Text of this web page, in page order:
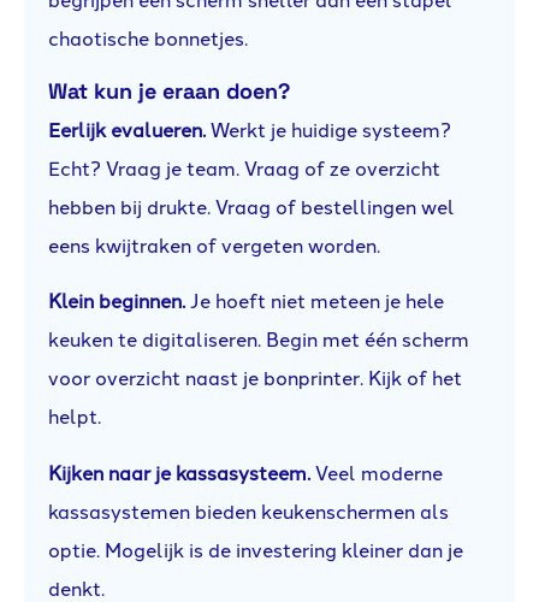
chaotische bonnetjes.
Wat kun je eraan doen?
Eerlijk evalueren.Werkt je huidige systeem?
Echt? Vraag je team. Vraag of ze overzicht
hebben bij drukte. Vraag of bestellingen wel
eens kwijtraken of vergeten worden.
Klein beginnen.Je hoeft niet meteen je hele
keuken te digitaliseren. Begin met één scherm
voor overzicht naast je bonprinter. Kijk of het
helpt.
Kijken naar je kassasysteem.Veel moderne
kassasystemen bieden keukenschermen als
optie. Mogelijk is de investering kleiner dan je
denkt.